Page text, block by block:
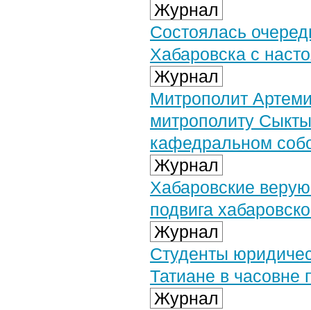
Журнал
Состоялась
Хабаровска с
Журнал
Митрополит
митрополиту
кафедральном
Журнал
Хабаровские
подвига
Журнал
Студенты
Татиане в часовне
Журнал